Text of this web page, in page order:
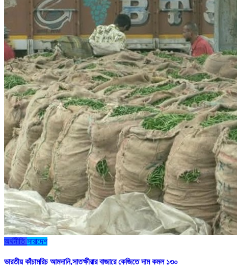
অর্থনীতি সারাদেশ
ভারতীয় কাঁচামরিচ আমদানি,সাতক্ষীরার বাজারে কেজিতে দাম কমল ১৩০